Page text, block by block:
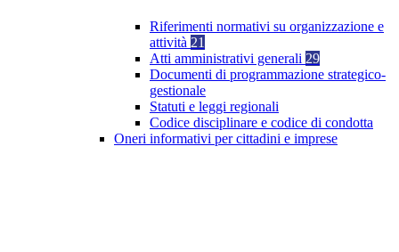
Riferimenti normativi su organizzazione e
attività 21
Atti amministrativi generali 29
Documenti di programmazione strategico-
gestionale
Statuti e leggi regionali
Codice disciplinare e codice di condotta
Oneri informativi per cittadini e imprese